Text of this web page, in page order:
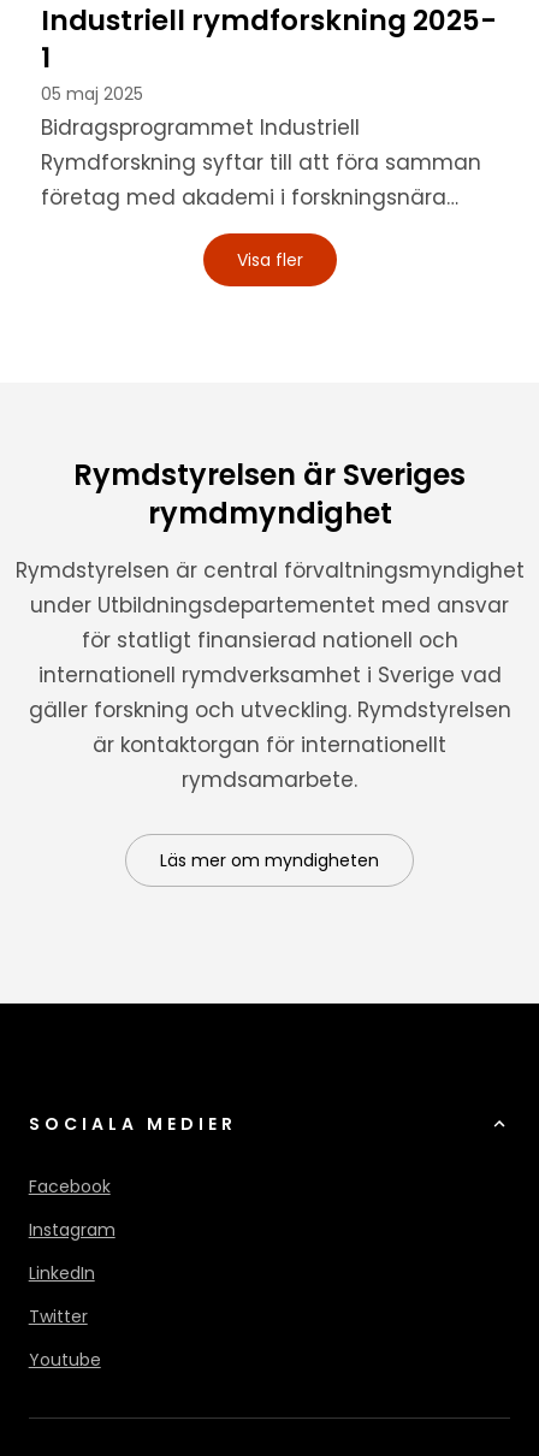
Industriell rymdforskning 2025-
1
05 maj 2025
Bidragsprogrammet Industriell
Rymdforskning syftar till att föra samman
företag med akademi i forskningsnära
teknik och tjänsteutvecklingsprojekt.
Programmet vänder sig således till företag
Visa fler
Rymdstyrelsen är Sveriges
rymdmyndighet
Rymdstyrelsen är central förvaltningsmyndighet
under Utbildningsdepartementet med ansvar
för statligt finansierad nationell och
internationell rymdverksamhet i Sverige vad
gäller forskning och utveckling. Rymdstyrelsen
är kontaktorgan för internationellt
rymdsamarbete.
Läs mer om myndigheten
SOCIALA MEDIER
Facebook
Instagram
LinkedIn
Twitter
Youtube